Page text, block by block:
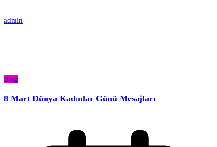
admin
Blog
8 Mart Dünya Kadınlar Günü Mesajları